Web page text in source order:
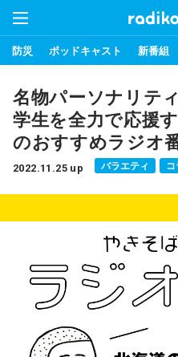
防災 ポッドキャスト 新番組
名物パーソナリテ
学生を全力で応援
のおすすめラジオ
2022.11.25 up バラエティ